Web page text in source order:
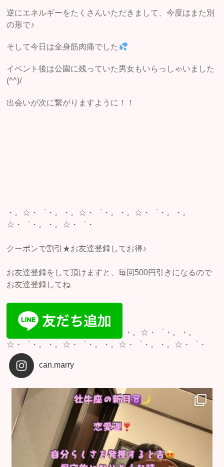
逆にエネルギーをたくさんいただきまして、今度はまた別
の形で♪
そして今日は全身筋肉痛でした
イベント後は公園に残っていた男女もいらっしゃいました
(^^)/
出会いが次に繋がりますように！！
・。☆・゜・。・。☆・゜・。・。☆・゜・。・。
☆・゜・。・。☆・゜・
クーポンで割引★お友達登録してお得♪
お友達登録をして頂けますと、毎回500円引きになるので
お友達登録してね
・。☆・゜・。・。
☆・゜・。・。☆・゜・。・。☆・゜・。・。☆・゜・
can.marry